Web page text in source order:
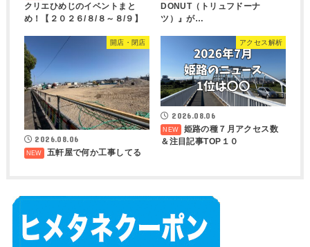
クリエひめじのイベントまと
め！【２０２６/８/８～８/９】
DONUT（トリュフドーナ
ツ）』が…
開店・閉店
2026.08.06
五軒屋で何か工事してる
アクセス解析
2026.08.06
姫路の種７月アクセス数
＆注目記事TOP１０